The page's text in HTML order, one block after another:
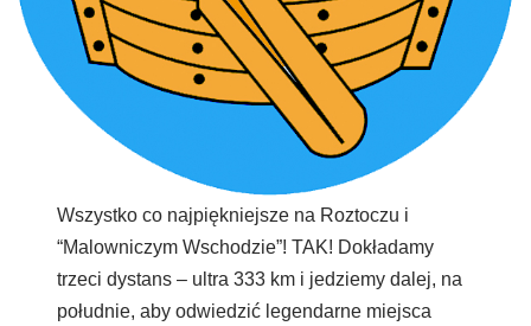
Wszystko co najpiękniejsze na Roztoczu i
“Malowniczym Wschodzie”! TAK! Dokładamy
trzeci dystans – ultra 333 km i jedziemy dalej, na
południe, aby odwiedzić legendarne miejsca